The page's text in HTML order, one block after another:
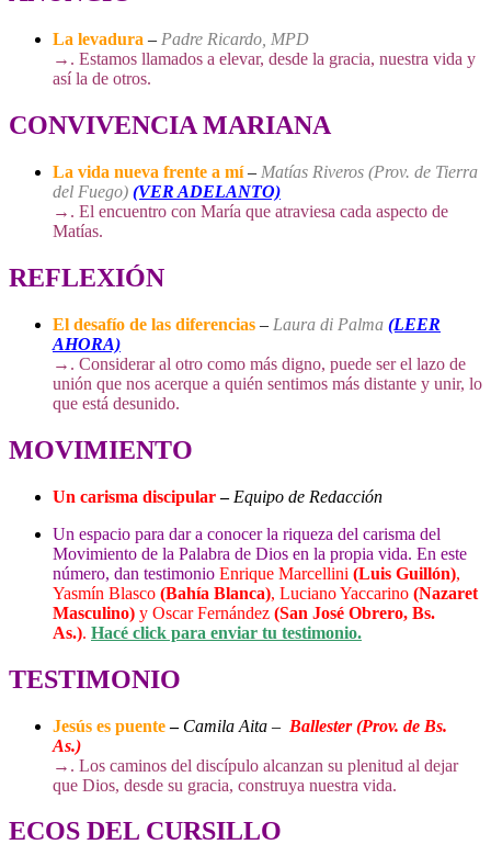
La levadura – Padre Ricardo, MPD
→ . Estamos llamados a elevar, desde la gracia, nuestra vida y
así la de otros.
CONVIVENCIA MARIANA
La vida nueva frente a mí – Matías Riveros (Prov. de Tierra
del Fuego) (VER ADELANTO)
→ . El encuentro con María que atraviesa cada aspecto de
Matías.
REFLEXIÓN
El desafío de las diferencias – Laura di Palma (LEER
AHORA)
→ . Considerar al otro como más digno, puede ser el lazo de
unión que nos acerque a quién sentimos más distante y unir, lo
que está desunido.
MOVIMIENTO
Un carisma discipular– Equipo de Redacción
Un espacio para dar a conocer la riqueza del carisma del
Movimiento de la Palabra de Dios en la propia vida. En este
número, dan testimonio Enrique Marcellini (Luis Guillón),
Yasmín Blasco (Bahía Blanca), Luciano Yaccarino (Nazaret
Masculino) y Oscar Fernández (San José Obrero, Bs.
As.). Hacé click para enviar tu testimonio.
TESTIMONIO
Jesús es puente–Camila Aita – Ballester (Prov. de Bs.
As.)
→ . Los caminos del discípulo alcanzan su plenitud al dejar
que Dios, desde su gracia, construya nuestra vida.
ECOS DEL CURSILLO